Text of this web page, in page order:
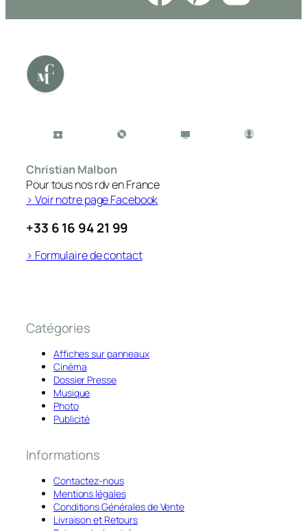
Christian Malbon
Pour tous nos rdv en France
> Voir notre page Facebook
+33 6 16 94 21 99
> Formulaire de contact
Catégories
Affiches sur panneaux
Cinéma
Dossier Presse
Musique
Photo
Publicité
Informations
Contactez-nous
Mentions légales
Conditions Générales de Vente
Livraison et Retours